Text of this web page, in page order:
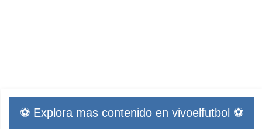
⚽ Explora mas contenido en vivoelfutbol ⚽